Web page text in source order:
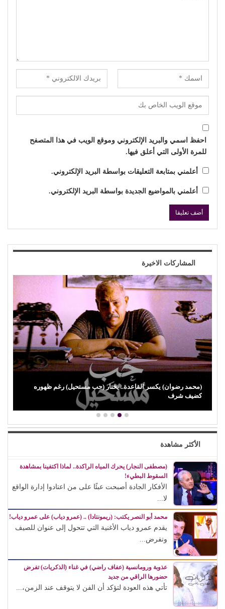
احفظ اسمي والبريد الإلكتروني وموقع الويب في هذا المتصفح
للمرة الأولى التي أعلق فيها.
أعلمني بمتابعة التعليقات بواسطة البريد الإلكتروني.
أعلمني بالمواضيع الجديدة بواسطة البريد الإلكتروني.
المشاركات الاخيرة
(محمد رضوان) يكسر القاعدة.. يختار (حب مستحيل) رغم ظهوره
كضيف شرف
الأكثر مشاهدة
(مصطفى النجار) يحرك المياه الراكدة.. لماذا اكتفينا بمشاهدة
السقوط البطيء!
الأفكار الجادة أصبحت عبئًا على من اعتادوا إدارة الواقع
لا...
محمد أبو النصر يكتب: (ريمونتادا) .. (عمرو دياب) على عمرو دياب!
يقدم عمرو دياب الأغنية التي تتحول إلى عنوان للصيف
وتفرض...
عذوبة ورومانسية (عفاف راضي) في غناء (الذكريات) تفرض
حضورها الراقي من جديد
تأتي هذه العودة لتؤكد أن الفن لا يتوقف عند الزمن،...